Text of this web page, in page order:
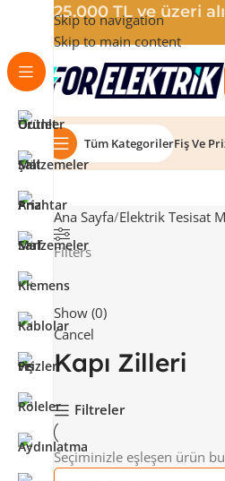
Skip to navigation
Skip to main content
Tüm KategorilerFiş Ve
Ana Sayfa Elektrik Tesisat
Filters
Show (0)
Cancel
Kapı Zilleri
Filtreler
Seçiminizle eşleşen ürün
25.000 TL ve üzeri